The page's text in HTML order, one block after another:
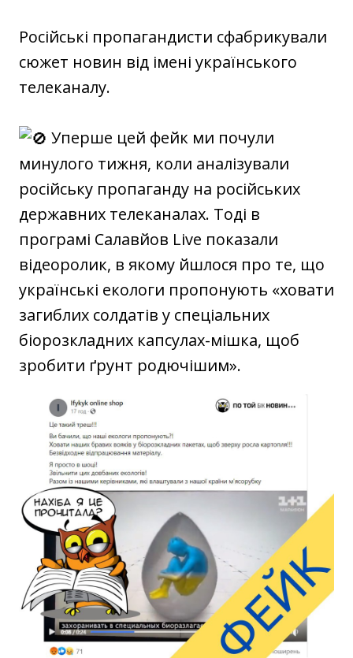
Російські пропагандисти сфабрикували
сюжет новин від імені українського
телеканалу.
Уперше цей фейк ми почули
минулого тижня, коли аналізували
російську пропаганду на російських
державних телеканалах. Тоді в
програмі Салавйов Live показали
відеоролик, в якому йшлося про те, що
українські екологи пропонують «ховати
загиблих солдатів у спеціальних
біорозкладних капсулах-мішка, щоб
зробити ґрунт родючішим».